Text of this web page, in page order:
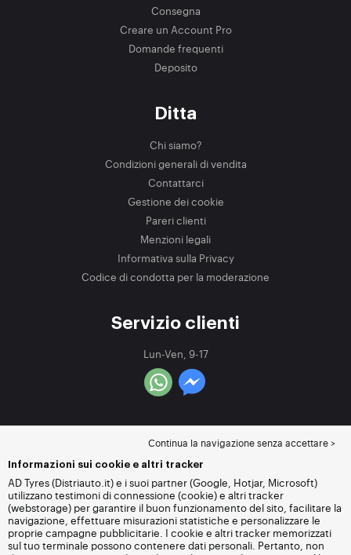
Consegna
Creare un Account Pro
Domande frequenti
Deposito
Ditta
Chi siamo?
Condizioni generali di vendita
Contattarci
Gestione dei cookie
Pareri clienti
Menzioni legali
Informativa sulla Privacy
Codice di condotta per la moderazione
Servizio clienti
Lun-Ven, 9-17
Continua la navigazione senza accettare >
Informazioni sui cookie e altri tracker
AD Tyres (Distriauto.it) e i suoi partner (Google, Hotjar, Microsoft)
utilizzano testimoni di connessione (cookie) e altri tracker
(webstorage) per garantire il buon funzionamento del sito, facilitare la
navigazione, effettuare misurazioni statistiche e personalizzare le
proprie campagne pubblicitarie. I cookie e altri tracker memorizzati
sul tuo terminale possono contenere dati personali. Pertanto, non